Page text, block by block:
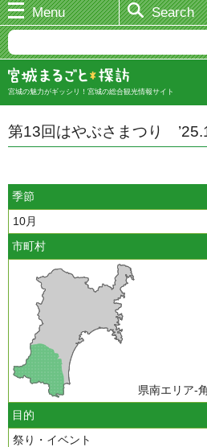
Menu Search
宮城の魅力がギッシリ！宮城の総合観光情報サイト
第13回はやぶさまつり
季節
10月
市町村
県南エリア-
目的
祭り・イベント